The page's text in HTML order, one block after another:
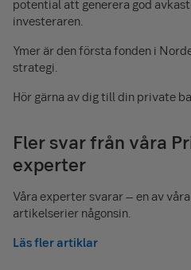
potential att generera god
investeraren.
Ymer är den första fonden i
strategi.
Hör gärna av dig till din private
Fler svar från våra
experter
Våra experter svarar – en av
artikelserier någonsin.
Läs fler artiklar